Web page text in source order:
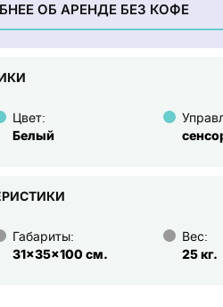
ОБ АРЕНДЕ БЕЗ КОФЕ
Цвет:
Белый
Габариты:
31x35x100 см.
Вес:
25 кг.